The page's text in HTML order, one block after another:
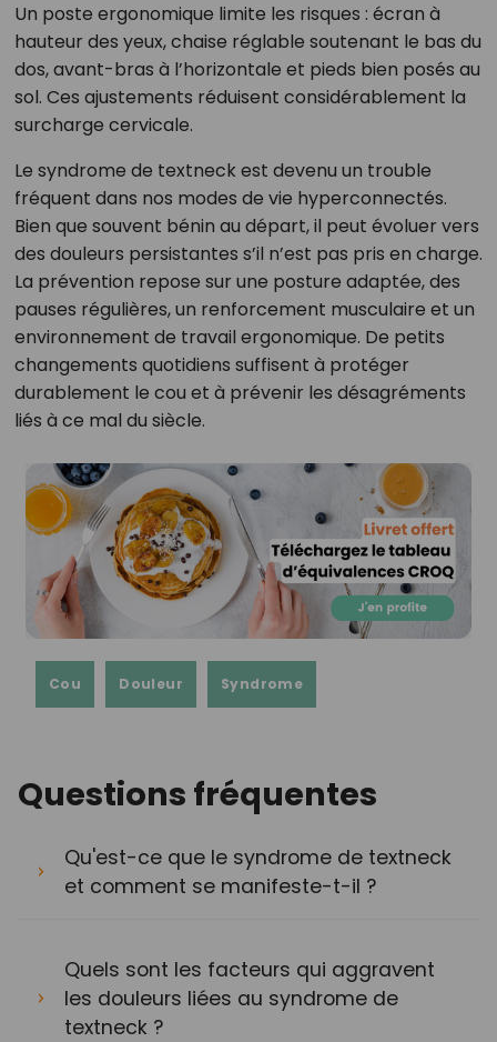
Un poste ergonomique limite les risques : écran à
hauteur des yeux, chaise réglable soutenant le bas du
dos, avant-bras à l’horizontale et pieds bien posés au
sol. Ces ajustements réduisent considérablement la
surcharge cervicale.
Le syndrome de textneck est devenu un trouble
fréquent dans nos modes de vie hyperconnectés.
Bien que souvent bénin au départ, il peut évoluer vers
des douleurs persistantes s’il n’est pas pris en charge.
La prévention repose sur une posture adaptée, des
pauses régulières, un renforcement musculaire et un
environnement de travail ergonomique. De petits
changements quotidiens suffisent à protéger
durablement le cou et à prévenir les désagréments
liés à ce mal du siècle.
Cou Douleur Syndrome
Questions fréquentes
Qu'est-ce que le syndrome de textneck
et comment se manifeste-t-il ?
Quels sont les facteurs qui aggravent
les douleurs liées au syndrome de
textneck ?